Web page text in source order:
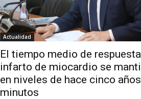
Actualidad
El tiempo medio de
infarto de miocardio se
en niveles de hace cinco
minutos